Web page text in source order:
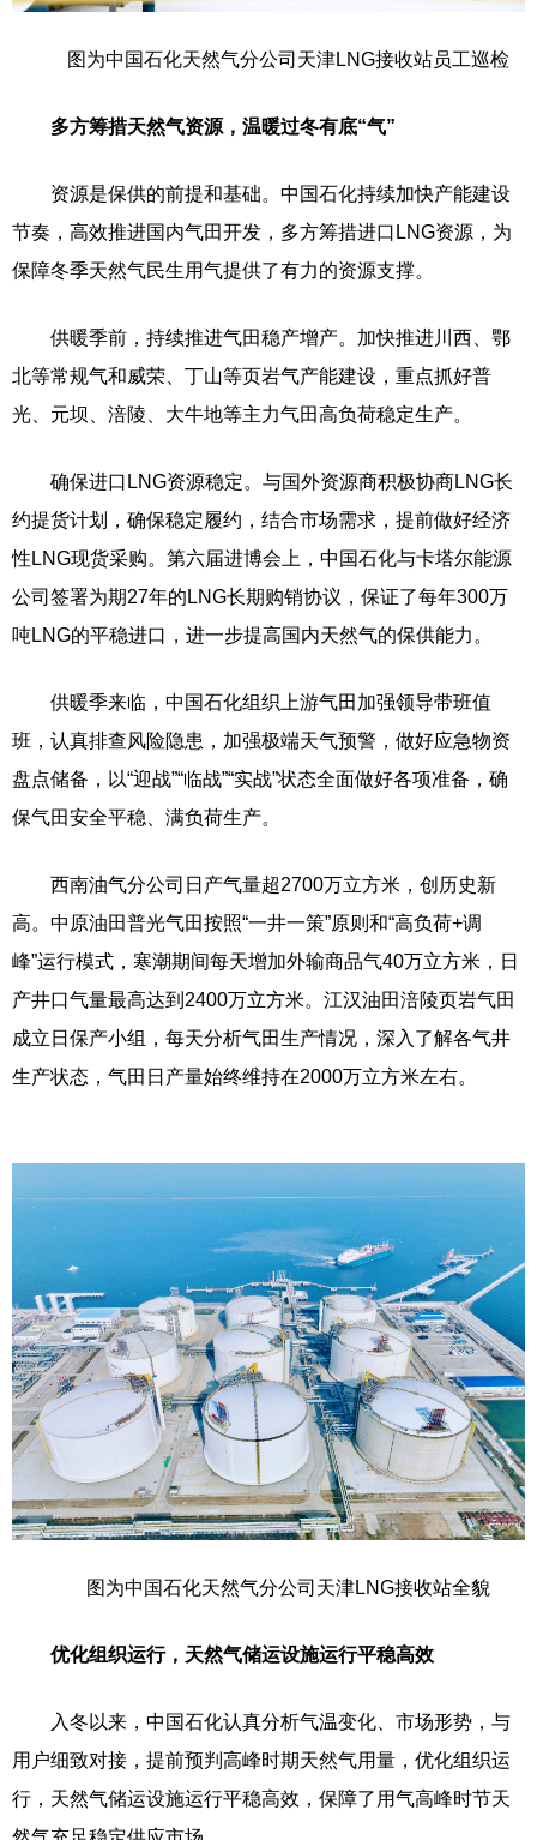
图为中国石化天然气分公司天津LNG接收站员工巡检
多方筹措天然气资源，温暖过冬有底“气”
资源是保供的前提和基础。中国石化持续加快产能建设
节奏，高效推进国内气田开发，多方筹措进口LNG资源，为
保障冬季天然气民生用气提供了有力的资源支撑。
供暖季前，持续推进气田稳产增产。加快推进川西、鄂
北等常规气和威荣、丁山等页岩气产能建设，重点抓好普
光、元坝、涪陵、大牛地等主力气田高负荷稳定生产。
确保进口LNG资源稳定。与国外资源商积极协商LNG长
约提货计划，确保稳定履约，结合市场需求，提前做好经济
性LNG现货采购。第六届进博会上，中国石化与卡塔尔能源
公司签署为期27年的LNG长期购销协议，保证了每年300万
吨LNG的平稳进口，进一步提高国内天然气的保供能力。
供暖季来临，中国石化组织上游气田加强领导带班值
班，认真排查风险隐患，加强极端天气预警，做好应急物资
盘点储备，以“迎战”“临战”“实战”状态全面做好各项准备，确
保气田安全平稳、满负荷生产。
西南油气分公司日产气量超2700万立方米，创历史新
高。中原油田普光气田按照“一井一策”原则和“高负荷+调
峰”运行模式，寒潮期间每天增加外输商品气40万立方米，日
产井口气量最高达到2400万立方米。江汉油田涪陵页岩气田
成立日保产小组，每天分析气田生产情况，深入了解各气井
生产状态，气田日产量始终维持在2000万立方米左右。
图为中国石化天然气分公司天津LNG接收站全貌
优化组织运行，天然气储运设施运行平稳高效
入冬以来，中国石化认真分析气温变化、市场形势，与
用户细致对接，提前预判高峰时期天然气用量，优化组织运
行，天然气储运设施运行平稳高效，保障了用气高峰时节天